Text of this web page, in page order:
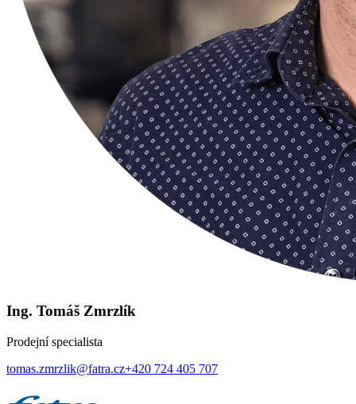
Ing. Tomáš Zmrzlík
Prodejní specialista
tomas.zmrzlik@fatra.cz+420 724 405 707